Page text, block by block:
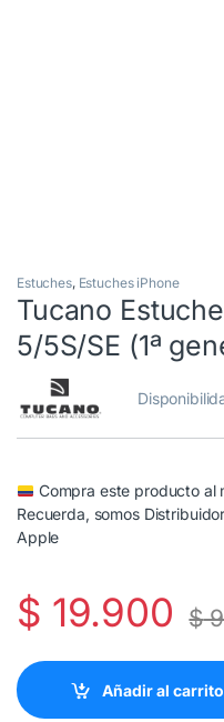
Estuches, Estuches iPhone
Tucano
5/5S/SE (1ª
Compra este producto al
Recuerda, somos
Apple
$ 19.900 $
Añadir al carrito